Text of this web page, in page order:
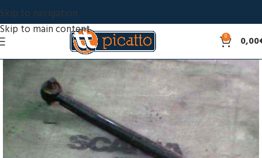
Skip to navigation
Skip to main content
0 0,00